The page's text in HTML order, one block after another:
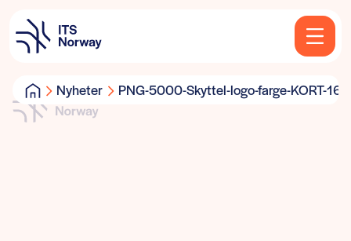
Nyheter PNG-5000-Skyttel-logo-farge-KORT-